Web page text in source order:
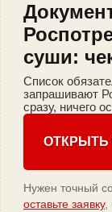
суши:
Список
запрашивают
сразу, ничего
ОТКРЫТЬ
Нужен точный
оставьте заявку,